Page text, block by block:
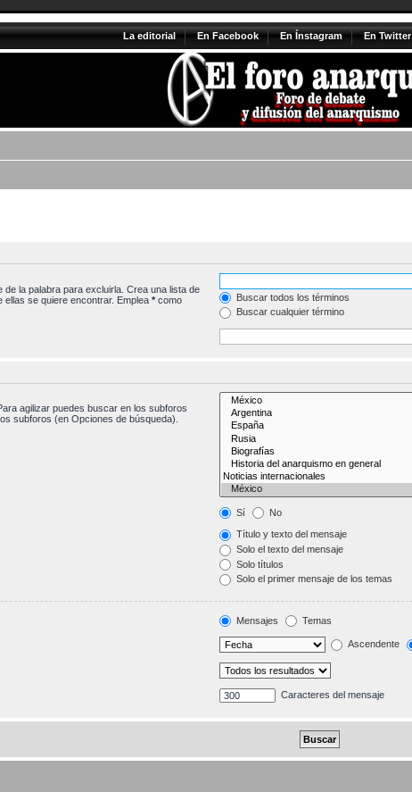
La editorial En Facebook En Ínstagram En Twitter
de la palabra para excluirla. Crea una lista de
se quiere encontrar. Emplea *como
Buscar todos los términos
Buscar cualquier término
agilizar puedes buscar en los subforos
subforos (en Opciones de búsqueda).
Sí No
Título y texto del mensaje
Solo el texto del mensaje
Solo títulos
Solo el primer mensaje de los temas
Mensajes Temas
Ascendente
Caracteres del mensaje